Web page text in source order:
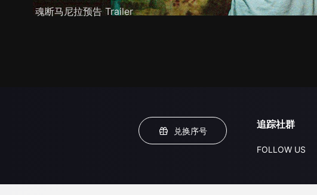
魂断马尼拉预告 Trailer
兑换序号
追踪社群
FOLLOW US